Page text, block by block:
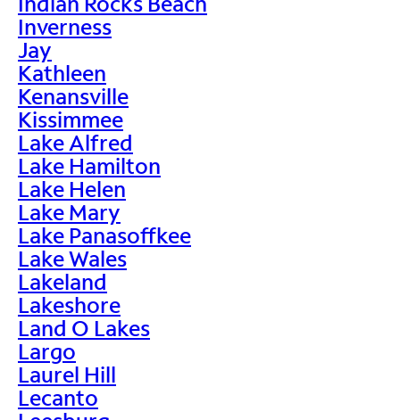
Inverness
Jay
Kathleen
Kenansville
Kissimmee
Lake Alfred
Lake Hamilton
Lake Helen
Lake Mary
Lake Panasoffkee
Lake Wales
Lakeland
Lakeshore
Land O Lakes
Largo
Laurel Hill
Lecanto